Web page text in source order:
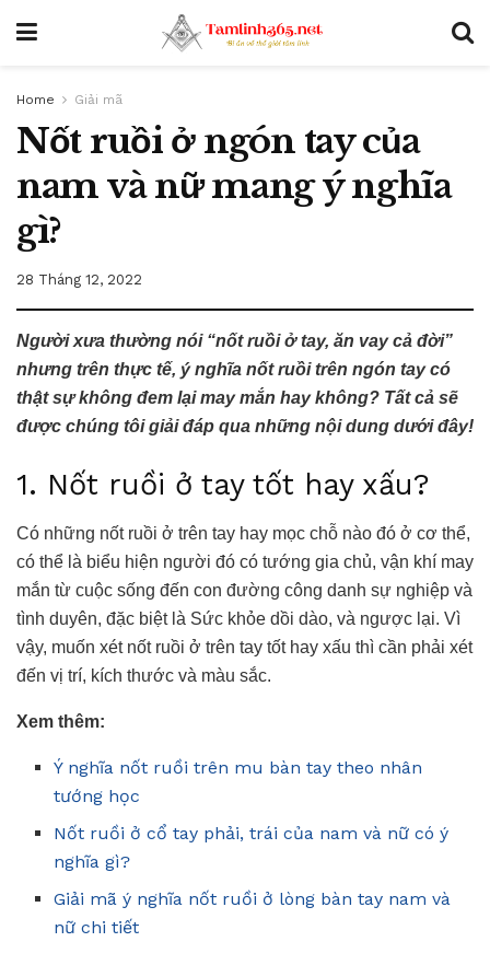
Home Giải mã
Nốt ruồi ở ngón tay của
nam và nữ mang ý nghĩa
gì?
28 Tháng 12, 2022
Người xưa thường nói “nốt ruồi ở tay, ăn vay cả đời”
nhưng trên thực tế, ý nghĩa nốt ruồi trên ngón tay có
thật sự không đem lại may mắn hay không? Tất cả sẽ
được chúng tôi giải đáp qua những nội dung dưới đây!
1. Nốt ruồi ở tay tốt hay xấu?
Có những nốt ruồi ở trên tay hay mọc chỗ nào đó ở cơ thể,
có thể là biểu hiện người đó có tướng gia chủ, vận khí may
mắn từ cuộc sống đến con đường công danh sự nghiệp và
tình duyên, đặc biệt là Sức khỏe dồi dào, và ngược lại. Vì
vậy, muốn xét nốt ruồi ở trên tay tốt hay xấu thì cần phải xét
đến vị trí, kích thước và màu sắc.
Xem thêm:
Ý nghĩa nốt ruồi trên mu bàn tay theo nhân
tướng học
Nốt ruồi ở cổ tay phải, trái của nam và nữ có ý
nghĩa gì?
Giải mã ý nghĩa nốt ruồi ở lòng bàn tay nam và
nữ chi tiết